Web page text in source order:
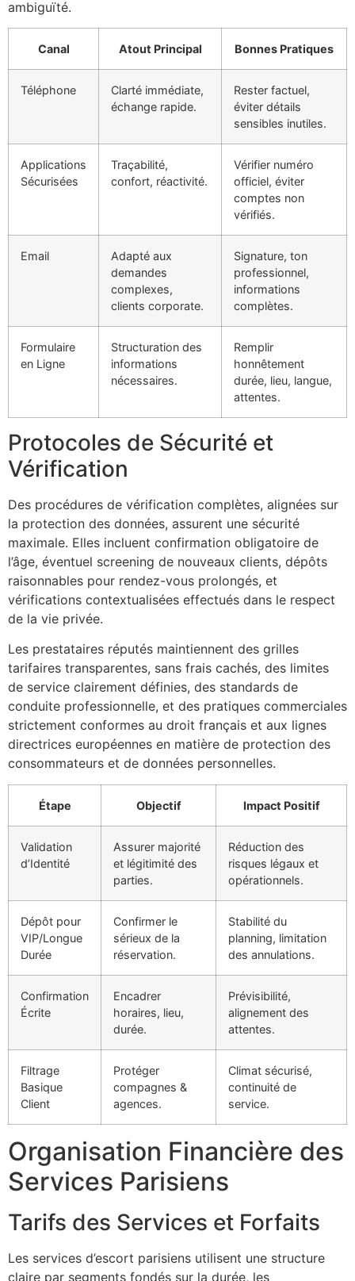
ambiguïté.
Canal Atout Principal Bonnes Pratiques
Téléphone
Clarté immédiate,
échange rapide.
Rester factuel,
éviter détails
sensibles inutiles.
Applications
Sécurisées
Traçabilité,
confort, réactivité.
Vérifier numéro
officiel, éviter
comptes non
vérifiés.
Email
Adapté aux
demandes
complexes,
clients corporate.
Signature, ton
professionnel,
informations
complètes.
Formulaire
en Ligne
Structuration des
informations
nécessaires.
Remplir
honnêtement
durée, lieu, langue,
attentes.
Protocoles de Sécurité et
Vérification
Des procédures de vérification complètes, alignées sur
la protection des données, assurent une sécurité
maximale. Elles incluent confirmation obligatoire de
l’âge, éventuel screening de nouveaux clients, dépôts
raisonnables pour rendez-vous prolongés, et
vérifications contextualisées effectués dans le respect
de la vie privée.
Les prestataires réputés maintiennent des grilles
tarifaires transparentes, sans frais cachés, des limites
de service clairement définies, des standards de
conduite professionnelle, et des pratiques commerciales
strictement conformes au droit français et aux lignes
directrices européennes en matière de protection des
consommateurs et de données personnelles.
Étape Objectif Impact Positif
Validation
d’Identité
Assurer majorité
et légitimité des
parties.
Réduction des
risques légaux et
opérationnels.
Dépôt pour
VIP/Longue
Durée
Confirmer le
sérieux de la
réservation.
Stabilité du
planning, limitation
des annulations.
Confirmation
Écrite
Encadrer
horaires, lieu,
durée.
Prévisibilité,
alignement des
attentes.
Filtrage
Basique
Client
Protéger
compagnes &
agences.
Climat sécurisé,
continuité de
service.
Organisation Financière des
Services Parisiens
Tarifs des Services et Forfaits
Les services d’escort parisiens utilisent une structure
claire par segments fondés sur la durée, les